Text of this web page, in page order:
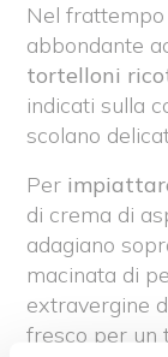
Nel
abbondante
tortelloni
indicati sulla
scolano
Per
di crema di
adagiano
macinata di
extravergine
fresco per un